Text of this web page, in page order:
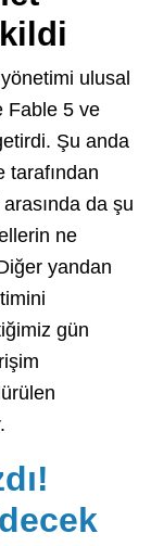
ulusal
Fable 5 ve
Şu anda
tarafından
da şu
ne
yandan
gün